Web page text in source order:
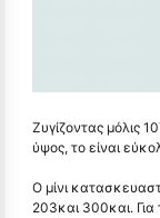
Ζυγίζοντας μόλις
ύψος, το είναι
Ο μίνι
203και 300και.